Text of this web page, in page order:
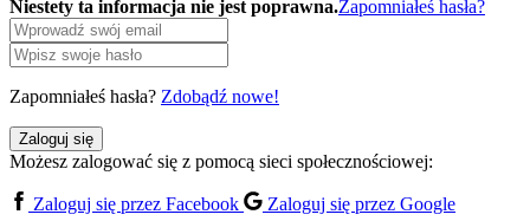
Niestety ta informacja nie jest poprawna.Zapomniałeś hasła?
Zapomniałeś hasła? Zdobądź nowe!
Zaloguj się
Możesz zalogować się z pomocą sieci społecznościowej:
Zaloguj się przez Facebook
Zaloguj się przez Google